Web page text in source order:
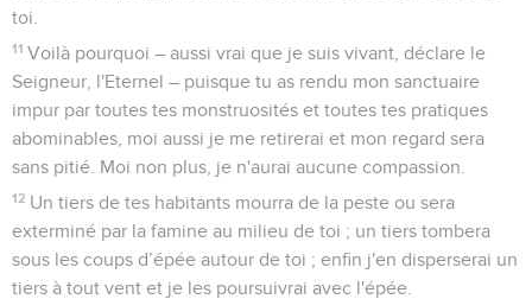
toi.
11 Voilà pourquoi – aussi vrai que je suis vivant, déclare le
Seigneur, l'Eternel – puisque tu as rendu mon sanctuaire
impur par toutes tes monstruosités et toutes tes pratiques
abominables, moi aussi je me retirerai et mon regard sera
sans pitié. Moi non plus, je n'aurai aucune compassion.
12 Un tiers de tes habitants mourra de la peste ou sera
exterminé par la famine au milieu de toi ; un tiers tombera
sous les coups d’épée autour de toi ; enfin j'en disperserai un
tiers à tout vent et je les poursuivrai avec l'épée.